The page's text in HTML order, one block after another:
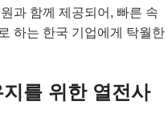
과 함께 제공되어, 빠른 속
하는 한국 기업에게 탁월한
를 위한 열전사